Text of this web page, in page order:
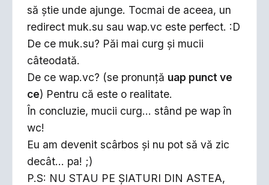
să ştie unde ajunge. Tocmai de aceea, un
redirect muk.su sau wap.vc este perfect. :D
De ce muk.su? Păi mai curg şi mucii
câteodată.
De ce wap.vc? (se pronunţă uap punct ve
ce) Pentru că este o realitate.
În concluzie, mucii curg... stând pe wap în
wc!
Eu am devenit scârbos şi nu pot să vă zic
decât... pa! ;)
P.S: NU STAU PE ŞIATURI DIN ASTEA,